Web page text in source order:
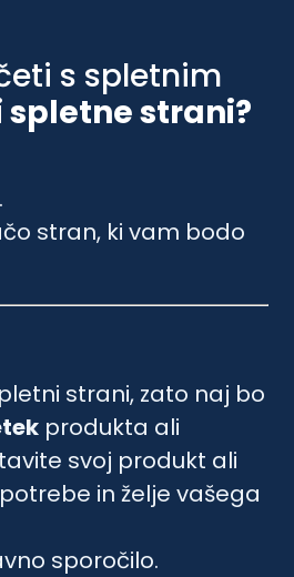
s spletnim
strani?
stran, ki vam bodo
strani, zato naj bo
produkta ali
svoj produkt ali
in želje vašega
sporočilo.